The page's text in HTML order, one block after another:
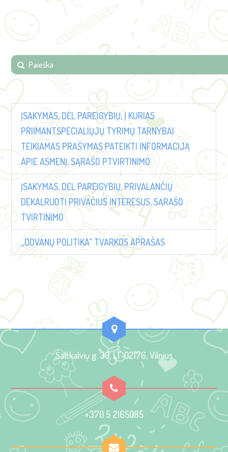
ĮSAKYMAS, DĖL PAREIGYBIŲ, Į KURIAS
PRIIMANTSPECIALIŲJŲ TYRIMŲ TARNYBAI
TEIKIAMAS PRAŠYMAS PATEIKTI INFORMACIJĄ
APIE ASMENĮ, SĄRAŠO PTVIRTINIMO
ĮSAKYMAS, DĖL PAREIGYBIŲ, PRIVALANČIŲ
DEKALRUOTI PRIVAČIUS INTERESUS, SĄRAŠO
TVIRTINIMO
„DOVANŲ POLITIKA” TVARKOS APRAŠAS
Šaltkalvių g. 30, LT-02176, Vilnius
+370 5 2165085